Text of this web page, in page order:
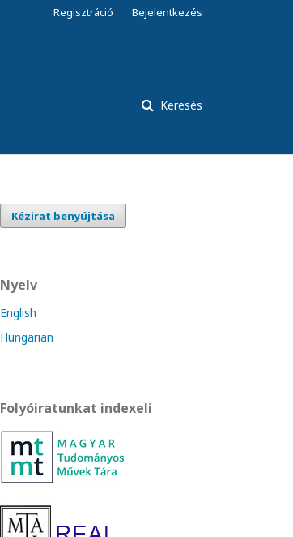
Keresés
Regisztráció Bejelentkezés
Kézirat benyújtása
Nyelv
English
Hungarian
Folyóiratunkat indexeli